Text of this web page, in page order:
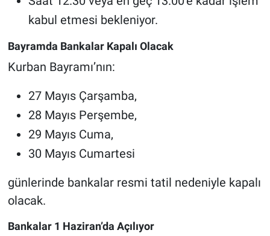
kabul etmesi bekleniyor.
Bayramda Bankalar Kapalı Olacak
Kurban Bayramı’nın:
27 Mayıs Çarşamba,
28 Mayıs Perşembe,
29 Mayıs Cuma,
30 Mayıs Cumartesi
günlerinde bankalar resmi tatil nedeniyle kapalı
olacak.
Bankalar 1 Haziran’da Açılıyor